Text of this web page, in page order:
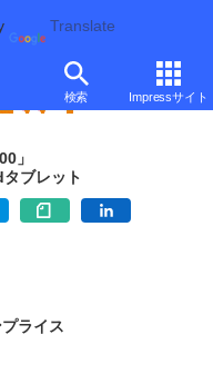
Translate
検索 Impressサイト
」
ブレット
ライス